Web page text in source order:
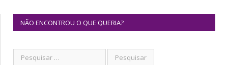
NÃO ENCONTROU O QUE QUERIA?